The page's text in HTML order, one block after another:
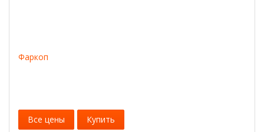
Фаркоп
Все цены Купить